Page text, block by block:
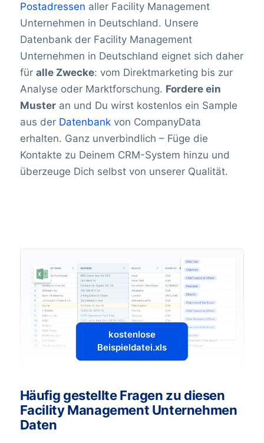
Postadressen aller Facility Management
Unternehmen in Deutschland. Unsere
Datenbank der Facility Management
Unternehmen in Deutschland eignet sich daher
für alle Zwecke: vom Direktmarketing bis zur
Analyse oder Marktforschung. Fordere ein
Musteran und Du wirst kostenlos ein Sample
aus der Datenbankvon CompanyData
erhalten. Ganz unverbindlich – Füge die
Kontakte zu Deinem CRM-System hinzu und
überzeuge Dich selbst von unserer Qualität.
kostenlose
Beispieldatei.xls
Häufig gestellte Fragen zu diesen
Facility Management Unternehmen
Daten